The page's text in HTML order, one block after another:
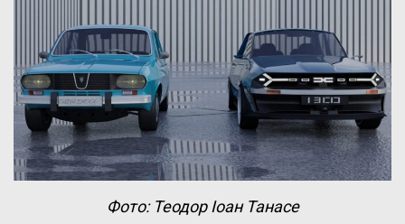
Фото: Теодор Іоан Танасе